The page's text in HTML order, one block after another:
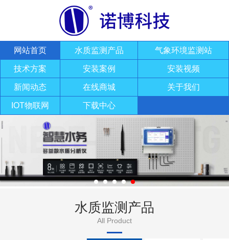
网站首页 水质监测产品 气象环境监测站
技术方案 安装案例 安装视频
新闻动态 在线商城 关于我们
IOT物联网 下载中心
水质监测产品
All Product